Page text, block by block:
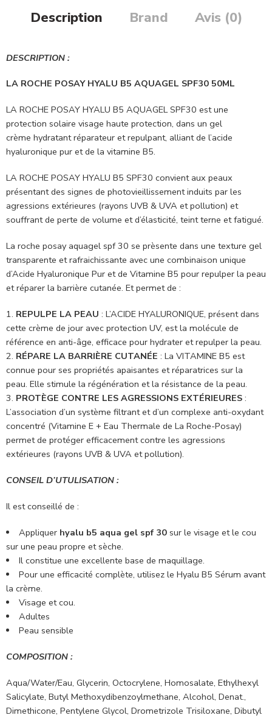
Description Brand Avis (0)
DESCRIPTION :
LA ROCHE POSAY HYALU B5 AQUAGEL SPF30 50ML
LA ROCHE POSAY HYALU B5 AQUAGEL SPF30 est une
protection solaire visage haute protection, dans un gel
crème hydratant réparateur et repulpant, alliant de l’acide
hyaluronique pur et de la vitamine B5.
LA ROCHE POSAY HYALU B5 SPF30 convient aux peaux
présentant des signes de photovieillissement induits par les
agressions extérieures (rayons UVB & UVA et pollution) et
souffrant de perte de volume et d’élasticité, teint terne et fatigué.
La roche posay aquagel spf 30 se prèsente dans une texture gel
transparente et rafraichissante avec une combinaison unique
d’Acide Hyaluronique Pur et de Vitamine B5 pour repulper la peau
et réparer la barrière cutanée. Et permet de :
REPULPE LA PEAU : L’ACIDE HYALURONIQUE, présent dans
cette crème de jour avec protection UV, est la molécule de
référence en anti-âge, efficace pour hydrater et repulper la peau.
RÉPARE LA BARRIÈRE CUTANÉE : La VITAMINE B5 est
connue pour ses propriétés apaisantes et réparatrices sur la
peau. Elle stimule la régénération et la résistance de la peau.
PROTÈGE CONTRE LES AGRESSIONS EXTÉRIEURES :
L’association d’un système filtrant et d’un complexe anti-oxydant
concentré (Vitamine E + Eau Thermale de La Roche-Posay)
permet de protéger efficacement contre les agressions
extérieures (rayons UVB & UVA et pollution).
CONSEIL D’UTULISATION :
Il est conseillé de :
Appliquer hyalu b5 aqua gel spf 30sur le visage et le cou
sur une peau propre et sèche.
Il constitue une excellente base de maquillage.
Pour une efficacité complète, utilisez le Hyalu B5 Sérum avant
la crème.
Visage et cou.
Adultes
Peau sensible
COMPOSITION :
Aqua/Water/Eau, Glycerin, Octocrylene, Homosalate, Ethylhexyl
Salicylate, Butyl Methoxydibenzoylmethane, Alcohol, Denat.,
Dimethicone, Pentylene Glycol, Drometrizole Trisiloxane, Dibutyl